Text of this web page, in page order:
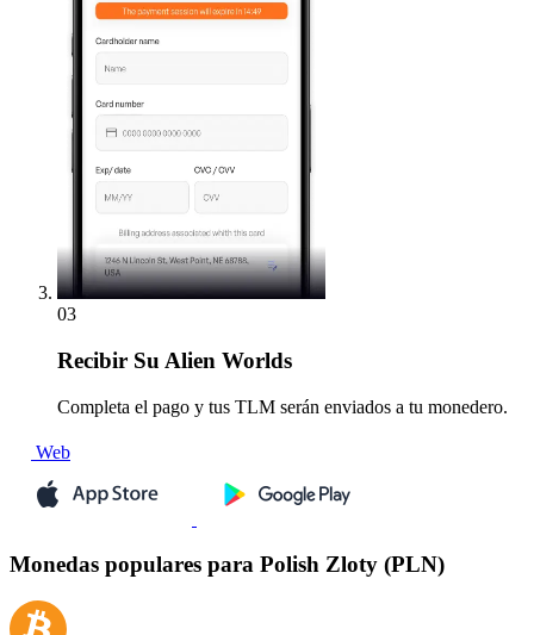
03
Recibir Su Alien Worlds
Completa el pago y tus TLM serán enviados a tu monedero.
Web
Monedas populares para Polish Zloty (PLN)